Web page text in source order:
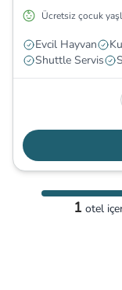
Ücretsiz çocuk
Evcil Hayvan
Shuttle Servis
1 otel